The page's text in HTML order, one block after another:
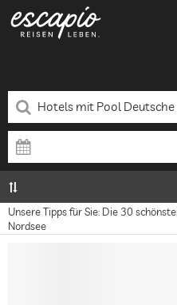
Unsere Tipps für Sie: Die 30
Nordsee